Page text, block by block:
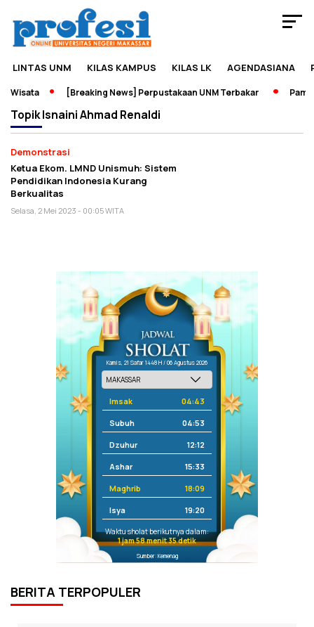
LINTAS UNM KILAS KAMPUS KILAS LK AGENDASIANA
Wisata [Breaking News] Perpustakaan UNM Terbakar
TopikIsnaini Ahmad Renaldi
Demonstrasi
Ketua Ekom. LMND Unismuh: Sistem
Pendidikan Indonesia Kurang
Berkualitas
Selasa, 2 Mei 2023 - 00:05 WITA
Kamis, 21 Safar 1448 H / 06 Agustus 2026
Imsak 04:43
Subuh 04:53
Dzuhur 12:12
Ashar 15:33
Maghrib 18:09
Isya 19:20
Waktu sholat berikutnya dalam:
1 jam 58 menit 35 detik
Sumber: Kemenag
BERITA TERPOPULER